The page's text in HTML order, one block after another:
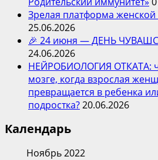
Зрелая платформа женской
25.06.2026
🎉 24 июня — ДЕНЬ
24.06.2026
НЕЙРОБИОЛОГИЯ ОТКАТА:
мозге, когда взрослая
превращается в ребенка
подростка?20.06.2026
Календарь
Ноябрь 2022